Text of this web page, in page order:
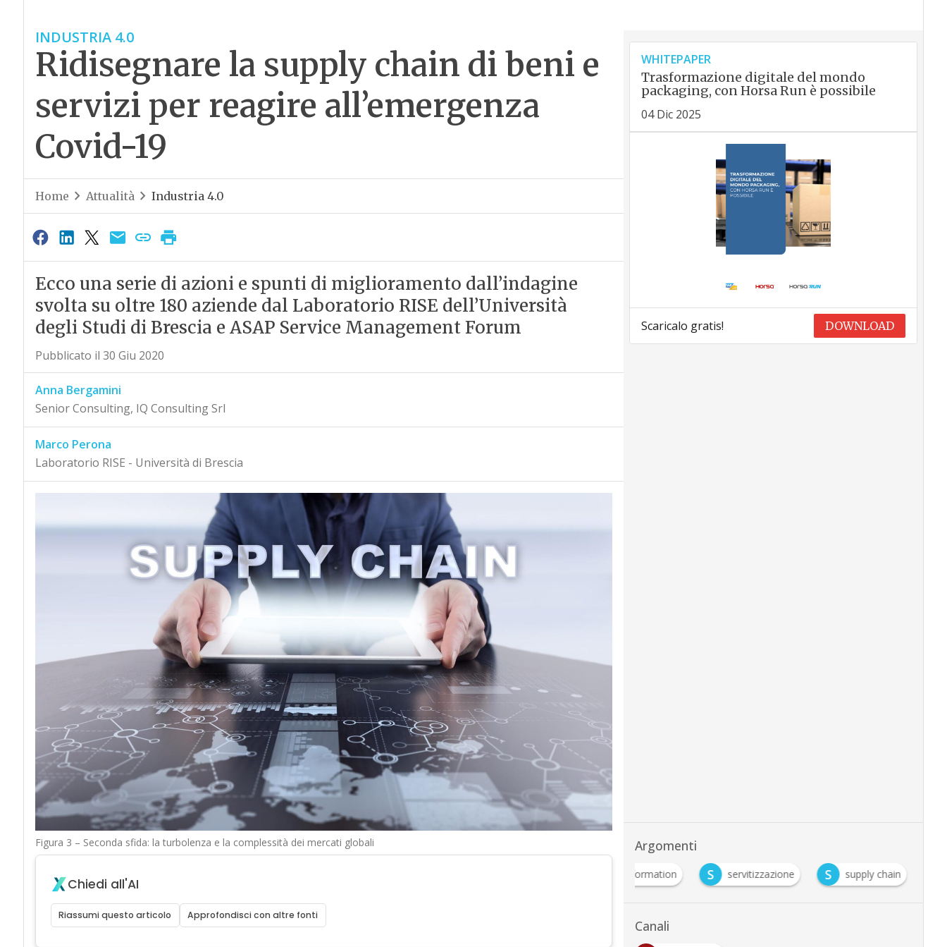
INDUSTRIA 4.0
Ridisegnare la supply chain di beni e
servizi per reagire all’emergenza
Covid-19
Home Attualità Industria 4.0
Ecco una serie di azioni e spunti di miglioramento dall’indagine
svolta su oltre 180 aziende dal Laboratorio RISE dell’Università
degli Studi di Brescia e ASAP Service Management Forum
Pubblicato il 30 Giu 2020
Anna Bergamini
Senior Consulting, IQ Consulting Srl
Marco Perona
Laboratorio RISE - Università di Brescia
Figura 3 – Seconda sfida: la turbolenza e la complessità dei mercati globali
Chiedi all'AI
Riassumi questo articolo Approfondisci con altre fonti
WHITEPAPER
Trasformazione digitale del mondo
packaging, con Horsa Run è possibile
04 Dic 2025
Scaricalo gratis! DOWNLOAD
Argomenti
Digital Transformation S servitizzazione S supply chain
Canali